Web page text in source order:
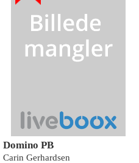
Domino PB
Carin Gerhardsen